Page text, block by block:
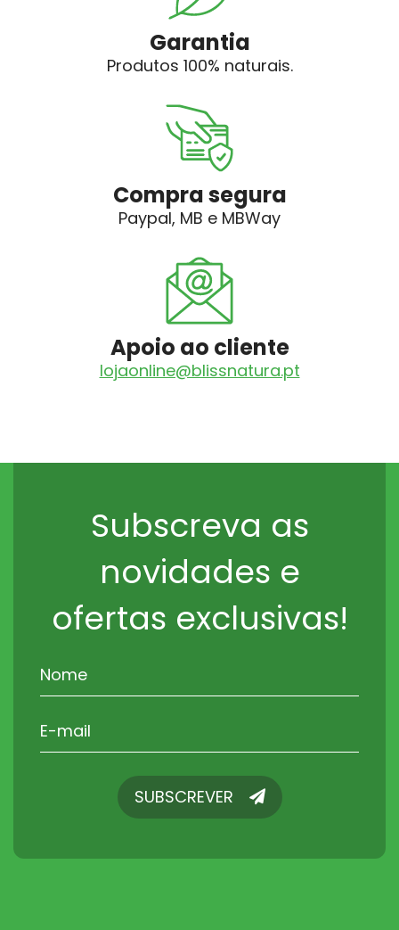
Garantia
Produtos 100% naturais.
Compra segura
Paypal, MB e MBWay
Apoio ao cliente
lojaonline@blissnatura.pt
Subscreva as
novidades e
ofertas exclusivas!
SUBSCREVERSUBSCREVER